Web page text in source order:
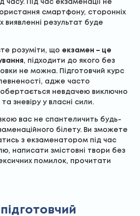
Під час екзаменації не
смартфону, сторонніх
виявленні результат буде
розуміти, що екзамен – це
, підходити до якого без
не можна. Підготовчий курс
адже часто
обертається невдачею виключно
зневіру у власні сили.
вас не спантеличить будь-
білету. Ви зможете
з екзаменатором під час
написати змістовні твори без
помилок, прочитати